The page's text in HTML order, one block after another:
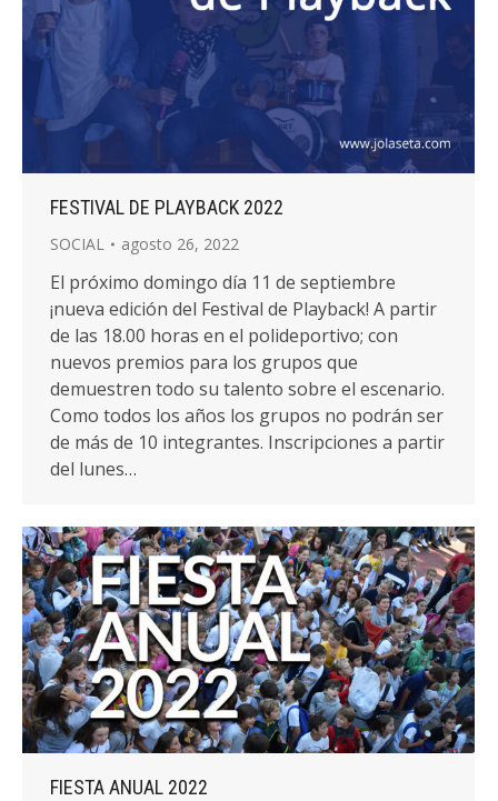
FESTIVAL DE PLAYBACK 2022
SOCIAL agosto 26, 2022
El próximo domingo día 11 de septiembre
¡nueva edición del Festival de Playback! A partir
de las 18.00 horas en el polideportivo; con
nuevos premios para los grupos que
demuestren todo su talento sobre el escenario.
Como todos los años los grupos no podrán ser
de más de 10 integrantes. Inscripciones a partir
del lunes…
FIESTA ANUAL 2022